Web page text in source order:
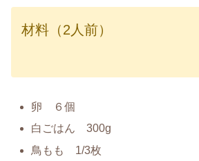
材料（2人前）
卵 ６個
白ごはん 300g
鳥もも 1/3枚